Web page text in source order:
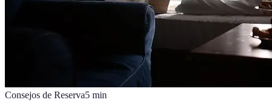
Consejos de Reserva5 min